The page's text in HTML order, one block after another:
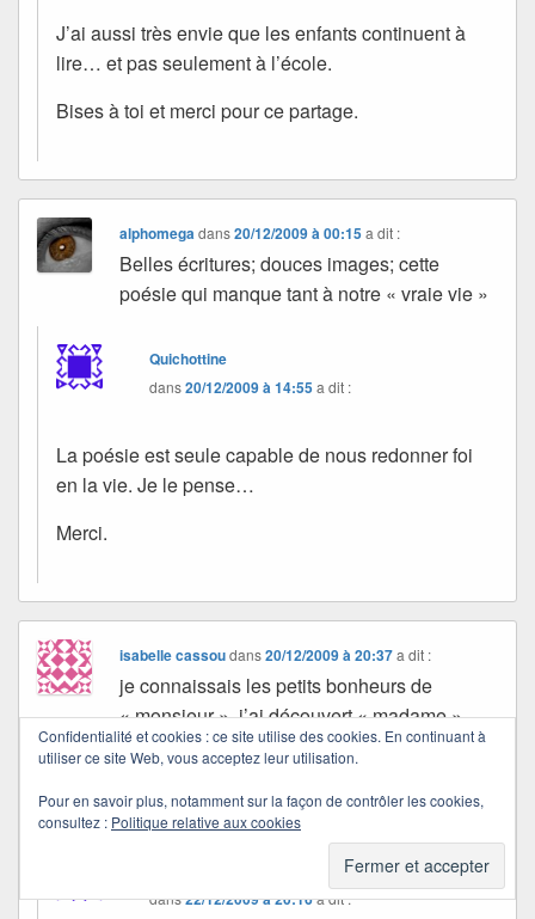
J’ai aussi très envie que les enfants continuent à
lire… et pas seulement à l’école.
Bises à toi et merci pour ce partage.
alphomegadans20/12/2009 à 00:15 a dit :
Belles écritures; douces images; cette
poésie qui manque tant à notre « vraie vie »
Quichottine
dans20/12/2009 à 14:55a dit :
La poésie est seule capable de nous redonner foi
en la vie. Je le pense…
Merci.
isabelle cassoudans20/12/2009 à 20:37 a dit :
je connaissais les petits bonheurs de
« monsieur », j’ai découvert « madame »
chez toi …. je retiens l’idée pour un
nouveauté qui arrive dans ma vie très
bientot, merci quichottine
dans22/12/2009 à 20:16a dit :
Confidentialité et cookies : ce site utilise des cookies. En continuant à
utiliser ce site Web, vous acceptez leur utilisation.
Pour en savoir plus, notamment sur la façon de contrôler les cookies,
consultez : Politique relative aux cookies